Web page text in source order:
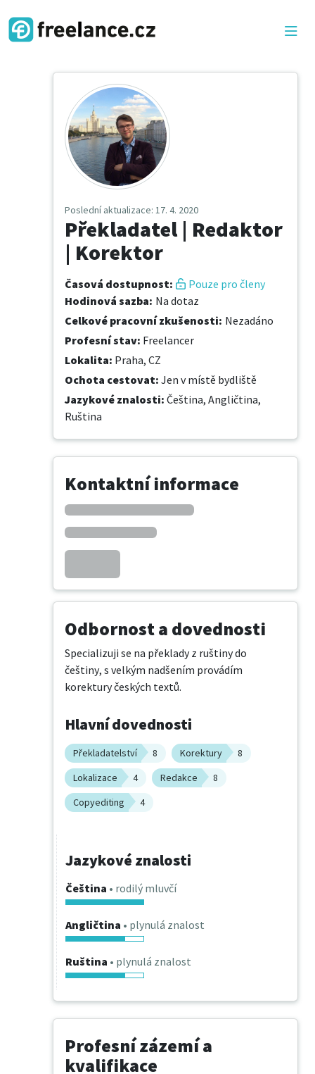
Poslední aktualizace: 17. 4. 2020
Překladatel | Redaktor
| Korektor
Časová dostupnost:
Pouze pro členy
Hodinová sazba: Na dotaz
Celkové pracovní zkušenosti: Nezadáno
Profesní stav: Freelancer
Lokalita: Praha, CZ
Ochota cestovat: Jen v místě bydliště
Jazykové znalosti: Čeština, Angličtina,
Ruština
Kontaktní informace
Odbornost a dovednosti
Specializuji se na překlady z ruštiny do
češtiny, s velkým nadšením provádím
korektury českých textů.
Hlavní dovednosti
Překladatelství 8 Korektury
8
Lokalizace
4 Redakce
8
Copyediting
4
Jazykové znalosti
Čeština • rodilý mluvčí
Angličtina • plynulá znalost
Ruština • plynulá znalost
Profesní zázemí a
kvalifikace